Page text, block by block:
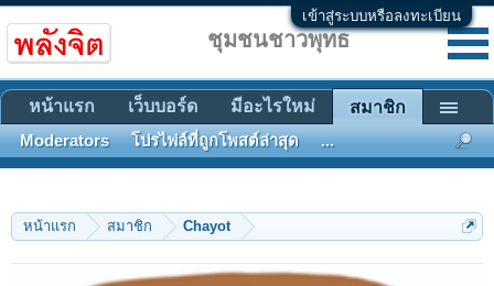
เข้าสู่ระบบหรือลงทะเบียน
หน้าแรก สมาชิก Chayot
ชุมชนชาวพุทธ
หน้าแรก เว็บบอร์ด มีอะไรใหม่ สมาชิก
Moderators โปรไฟล์ที่ถูกโพสต์ล่าสุด ...